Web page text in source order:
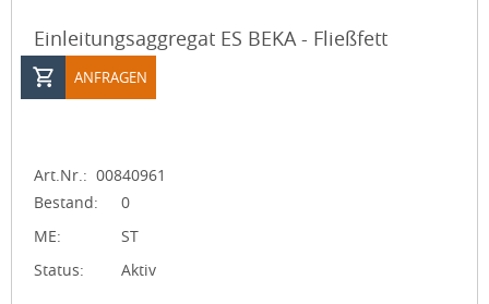
Einleitungsaggregat ES BEKA - Fließfett
ANFRAGEN
Art.Nr.: 00840961
Bestand:
0
ME:
ST
Status:
Aktiv